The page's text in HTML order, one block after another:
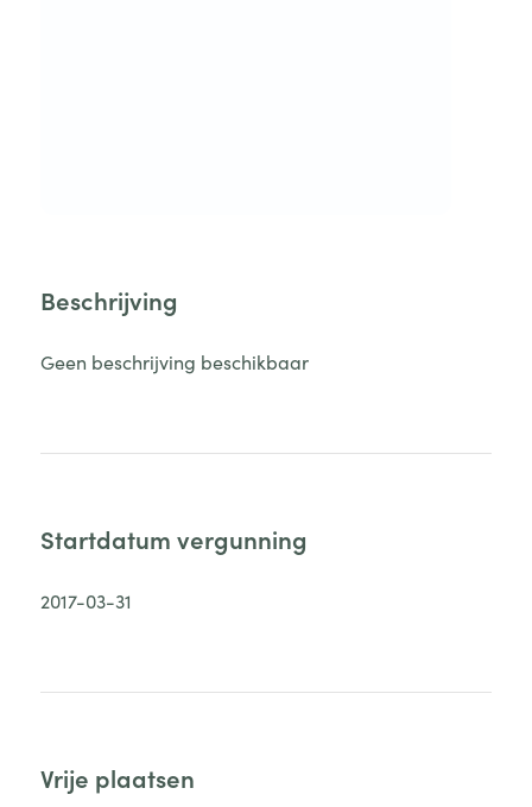
Beschrijving
Geen beschrijving beschikbaar
Startdatum vergunning
2017-03-31
Vrije plaatsen